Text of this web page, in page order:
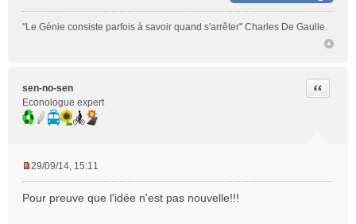
"Le Génie consiste parfois à savoir quand s'arrêter" Charles De Gaulle.
sen-no-sen
Econologue expert
Citer
s
29/09/14, 15:11
Pour preuve que l'idée n'est pas nouvelle!!!